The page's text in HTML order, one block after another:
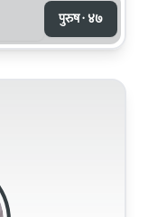
पुरुष · ४७